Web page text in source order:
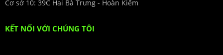
Cơ sở 10: 39C Hai Bà Trưng - Hoàn Kiếm
KẾT NỐI VỚI CHÚNG TÔI